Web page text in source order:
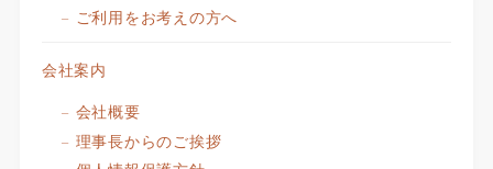
ご利用をお考えの方へ
会社案内
会社概要
理事長からのご挨拶